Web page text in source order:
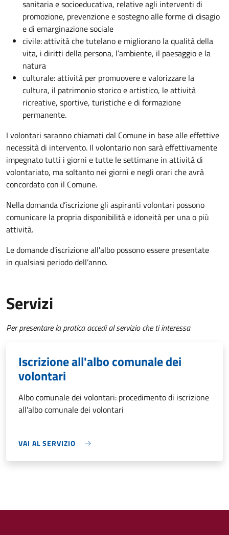
sanitaria e socioeducativa, relative agli interventi di
promozione, prevenzione e sostegno alle forme di disagio
e di emarginazione sociale
civile: attività che tutelano e migliorano la qualità della
vita, i diritti della persona, l’ambiente, il paesaggio e la
natura
culturale: attività per promuovere e valorizzare la
cultura, il patrimonio storico e artistico, le attività
ricreative, sportive, turistiche e di formazione
permanente.
I volontari saranno chiamati dal Comune in base alle effettive
necessità di intervento. Il volontario non sarà effettivamente
impegnato tutti i giorni e tutte le settimane in attività di
volontariato, ma soltanto nei giorni e negli orari che avrà
concordato con il Comune.
Nella domanda d’iscrizione gli aspiranti volontari possono
comunicare la propria disponibilità e idoneità per una o più
attività.
Le domande d'iscrizione all'albo possono essere presentate
in qualsiasi periodo dell’anno.
Servizi
Per presentare la pratica accedi al servizio che ti interessa
Iscrizione all'albo comunale dei
volontari
Albo comunale dei volontari: procedimento di iscrizione
all'albo comunale dei volontari
VAI AL SERVIZIO